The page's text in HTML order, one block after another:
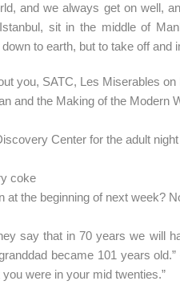
and we always get on well,
sit in the middle of
to earth, but to take off and
you, SATC, Les Miserables on
and the Making of the Modern
Center for the adult night
coke
at the beginning of next week?
say that in 70 years we will
became 101 years
were in your mid twenties.”